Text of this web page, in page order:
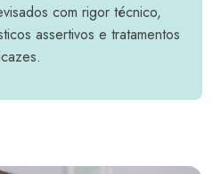
com rigor técnico,
assertivos e tratamentos